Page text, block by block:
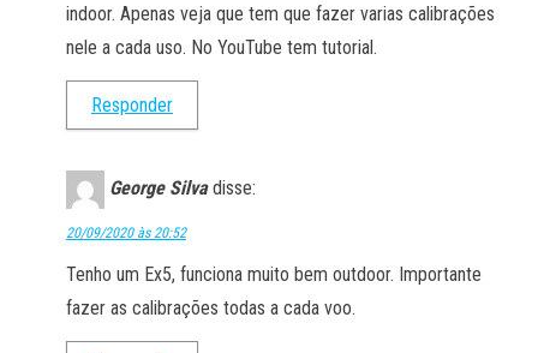
indoor. Apenas veja que tem que fazer varias calibrações
nele a cada uso. No YouTube tem tutorial.
Responder
George Silva disse:
20/09/2020 às 20:52
Tenho um Ex5, funciona muito bem outdoor. Importante
fazer as calibrações todas a cada voo.